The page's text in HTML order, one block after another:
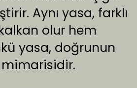
Aynı yasa, farklı
olur hem
yasa, doğrunun